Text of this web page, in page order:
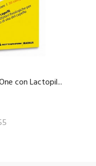
con Lactopil...